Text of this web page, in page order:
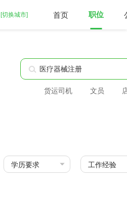
[切换城市] 首页 职位
货运司机 文员
学历要求 工作经验